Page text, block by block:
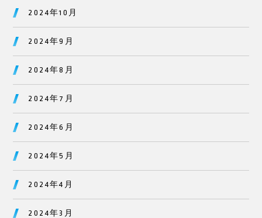
2024年10月
2024年9月
2024年8月
2024年7月
2024年6月
2024年5月
2024年4月
2024年3月